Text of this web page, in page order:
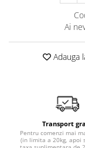
Ai
Adauga
Transport
Pentru comenzi mai
(in limita a 20kg, apoi